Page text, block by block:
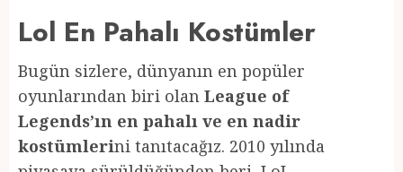
Lol En Pahalı Kostümler
Bugün sizlere, dünyanın en popüler
oyunlarından biri olan League of
Legends’ın en pahalı ve en nadir
kostümlerini tanıtacağız. 2010 yılında